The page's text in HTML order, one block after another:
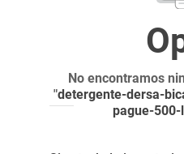
No encontramos
detergente-dersa-
pague-